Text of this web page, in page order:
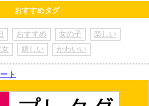
おすすめタグ
おすすめ 女の子
楽しい
嬉しい かわいい
ト